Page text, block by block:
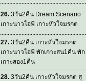
26. 3วัน2คืน Dream Scenario
เกาะนาวโอพี เกาะหัวใจมรกต
27. 3วัน2คืน เกาะหัวใจมรกต
เกาะนาวโอพี พักเกาะสน1คืน พัก
เกาะสอง1คืน
28. 3วัน2คืน เกาะหัวใจมรกต สุ